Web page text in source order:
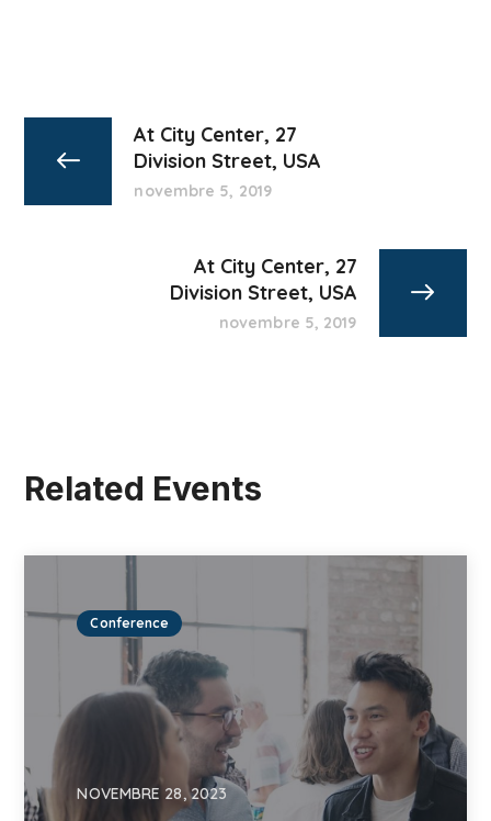
At City Center, 27
Division Street, USA
novembre 5, 2019
At City Center, 27
Division Street, USA
novembre 5, 2019
Related Events
Conference
NOVEMBRE 28, 2023